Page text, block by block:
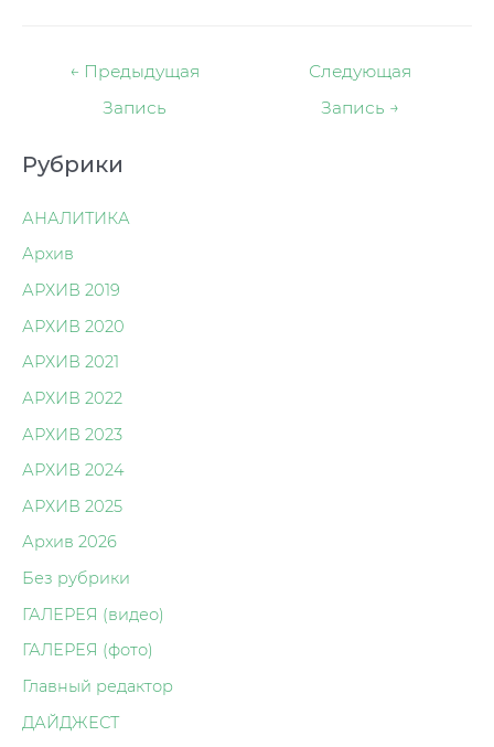
Навигация
← Предыдущая
Запись
Следующая
Запись →
Рубрики
АНАЛИТИКА
Архив
АРХИВ 2019
АРХИВ 2020
АРХИВ 2021
АРХИВ 2022
АРХИВ 2023
АРХИВ 2024
АРХИВ 2025
Архив 2026
Без рубрики
ГАЛЕРЕЯ (видео)
ГАЛЕРЕЯ (фото)
Главный редактор
ДАЙДЖЕСТ